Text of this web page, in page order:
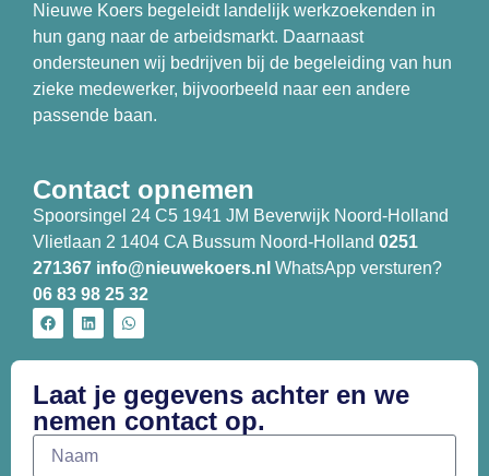
Nieuwe Koers begeleidt landelijk werkzoekenden in
hun gang naar de arbeidsmarkt. Daarnaast
ondersteunen wij bedrijven bij de begeleiding van hun
zieke medewerker, bijvoorbeeld naar een andere
passende baan.
Contact opnemen
Spoorsingel 24 C5 1941 JM Beverwijk Noord-Holland
Vlietlaan 2 1404 CA Bussum Noord-Holland 0251
271367 info@nieuwekoers.nl WhatsApp versturen?
06 83 98 25 32
Laat je gegevens achter en we
nemen contact op.